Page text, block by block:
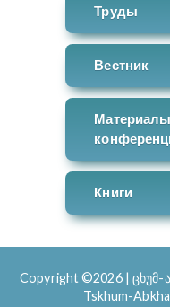
Труды
Вестник
Материалы
Книги
Copyright ©2026 | ცხუმ-
Tskhum-